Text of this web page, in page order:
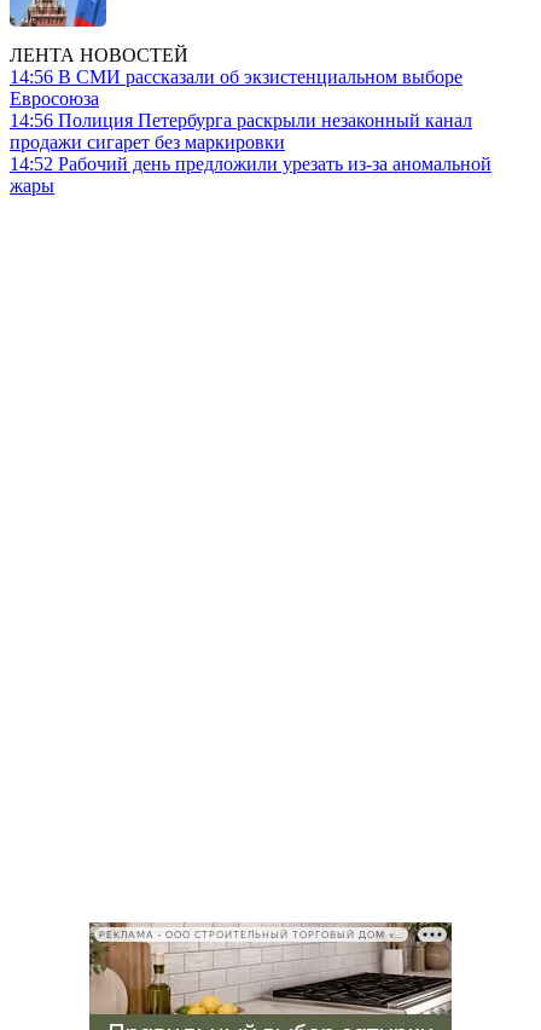
ЛЕНТА НОВОСТЕЙ
14:56 В СМИ рассказали об экзистенциальном выборе
Евросоюза
14:56 Полиция Петербурга раскрыли незаконный канал
продажи сигарет без маркировки
14:52 Рабочий день предложили урезать из-за аномальной
жары